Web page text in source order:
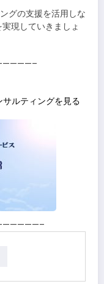
グの支援を活用しな
現していきましょ
サルティングを見る